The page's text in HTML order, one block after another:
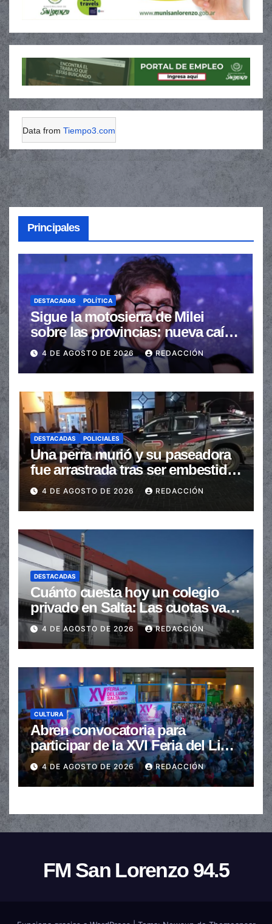
Data from Tiempo3.com
Principales
DESTACADAS POLÍTICA
Sigue la motosierra de Milei
sobre las provincias: nueva caída
de las transferencias no
automáticas
4 DE AGOSTO DE 2026 REDACCIÓN
DESTACADAS POLICIALES
Una perra murió y su paseadora
fue arrastrada tras ser embestidas
en la senda peatonal
4 DE AGOSTO DE 2026 REDACCIÓN
DESTACADAS
Cuánto cuesta hoy un colegio
privado en Salta: Las cuotas van
de $110.000 a más de $600.000
4 DE AGOSTO DE 2026 REDACCIÓN
CULTURA
Abren convocatoria para
participar de la XVI Feria del Libro
de Salta
4 DE AGOSTO DE 2026 REDACCIÓN
FM San Lorenzo 94.5